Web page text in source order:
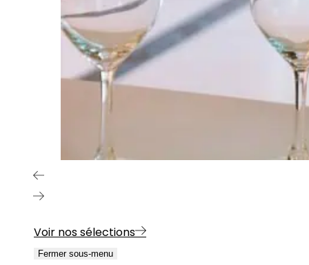
Voir nos sélections
Fermer sous-menu